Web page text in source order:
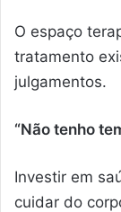
O espaço
tratamento
julgamentos.
“Não tenho
Investir em
cuidar do